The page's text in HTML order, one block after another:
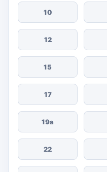
10
12
15
17
19а
22